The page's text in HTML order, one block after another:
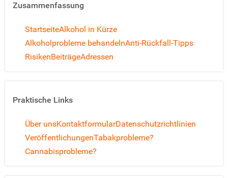
Zusammenfassung
StartseiteAlkohol in Kürze
Alkoholprobleme behandelnAnti-Rückfall-Tipps
RisikenBeiträgeAdressen
Praktische Links
Über unsKontaktformularDatenschutzrichtlinien
VeröffentlichungenTabakprobleme?
Cannabisprobleme?